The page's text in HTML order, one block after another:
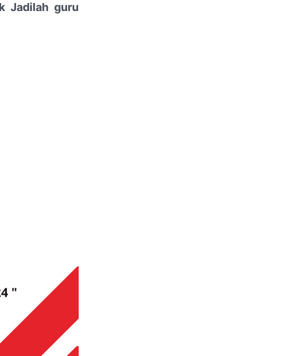
Jadilah guru